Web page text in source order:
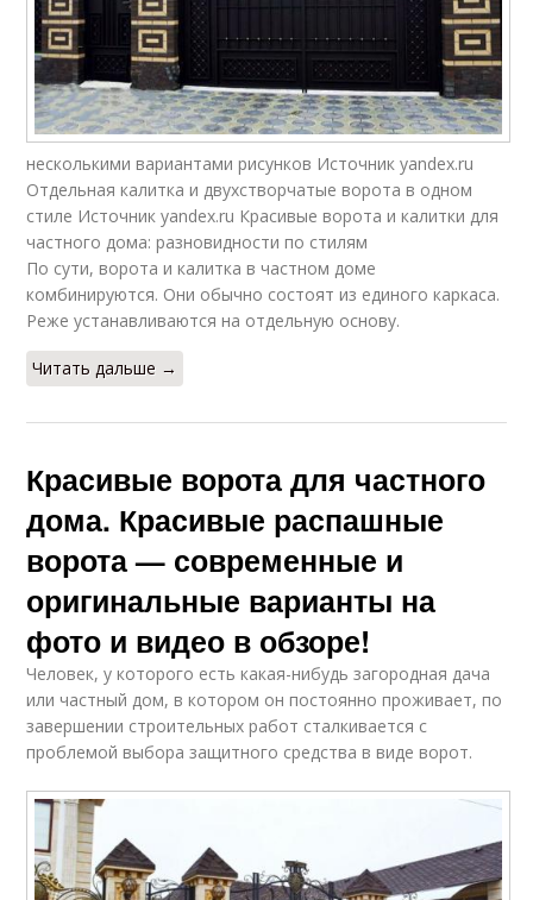
несколькими вариантами рисунков Источник yandex.ru
Отдельная калитка и двухстворчатые ворота в одном
стиле Источник yandex.ru Красивые ворота и калитки для
частного дома: разновидности по стилям
По сути, ворота и калитка в частном доме
комбинируются. Они обычно состоят из единого каркаса.
Реже устанавливаются на отдельную основу.
Читать дальше →
Красивые ворота для частного
дома. Красивые распашные
ворота — современные и
оригинальные варианты на
фото и видео в обзоре!
Человек, у которого есть какая-нибудь загородная дача
или частный дом, в котором он постоянно проживает, по
завершении строительных работ сталкивается с
проблемой выбора защитного средства в виде ворот.